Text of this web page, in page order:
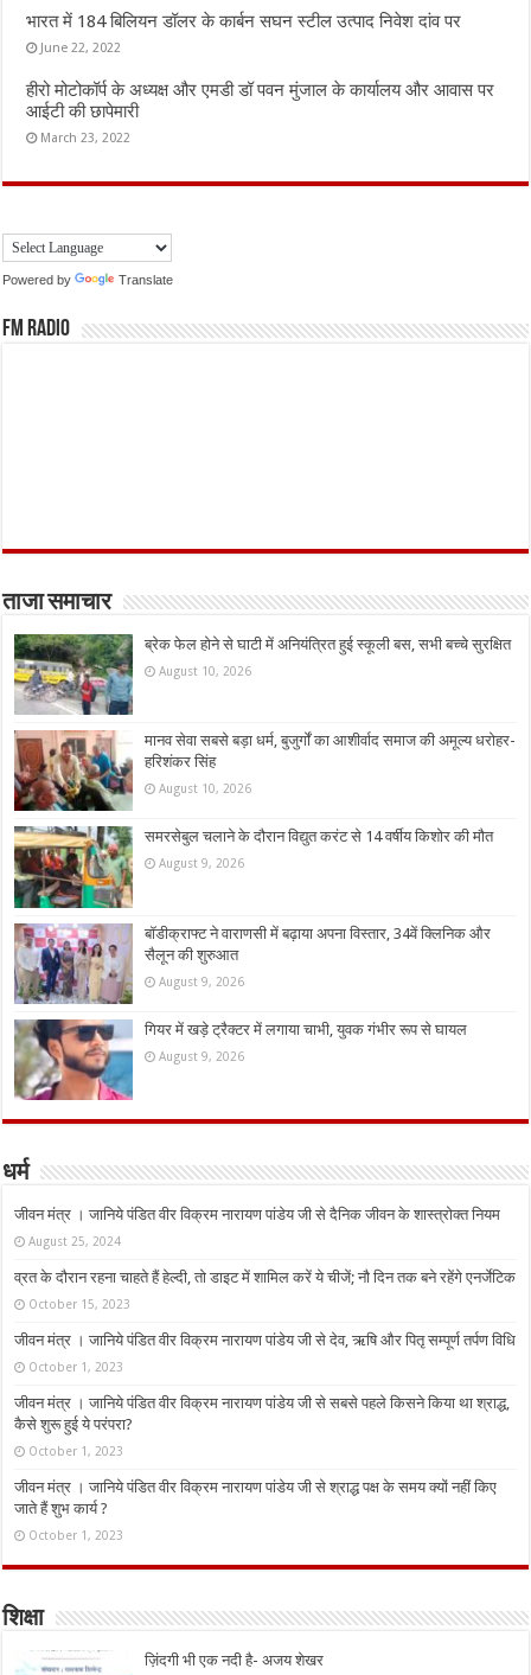
भारत में 184 बिलियन डॉलर के कार्बन सघन स्टील उत्पाद निवेश दांव पर
June 22, 2022
हीरो मोटोकॉर्प के अध्यक्ष और एमडी डॉ पवन मुंजाल के कार्यालय और आवास पर
आईटी की छापेमारी
March 23, 2022
Powered by Translate
FM Radio
ताजा समाचार
ब्रेक फेल होने से घाटी में अनियंत्रित हुई स्कूली बस, सभी बच्चे सुरक्षित
August 10, 2026
मानव सेवा सबसे बड़ा धर्म, बुजुर्गों का आशीर्वाद समाज की अमूल्य धरोहर-
हरिशंकर सिंह
August 10, 2026
समरसेबुल चलाने के दौरान विद्युत करंट से 14 वर्षीय किशोर की मौत
August 9, 2026
बॉडीक्राफ्ट ने वाराणसी में बढ़ाया अपना विस्तार, 34वें क्लिनिक और
सैलून की शुरुआत
August 9, 2026
गियर में खड़े ट्रैक्टर में लगाया चाभी, युवक गंभीर रूप से घायल
August 9, 2026
धर्म
जीवन मंत्र । जानिये पंडित वीर विक्रम नारायण पांडेय जी से दैनिक जीवन के शास्त्रोक्त नियम
August 25, 2024
व्रत के दौरान रहना चाहते हैं हेल्दी, तो डाइट में शामिल करें ये चीजें; नौ दिन तक बने रहेंगे एनर्जेटिक
October 15, 2023
जीवन मंत्र । जानिये पंडित वीर विक्रम नारायण पांडेय जी से देव, ऋषि और पितृ सम्पूर्ण तर्पण विधि
October 1, 2023
जीवन मंत्र । जानिये पंडित वीर विक्रम नारायण पांडेय जी से सबसे पहले किसने किया था श्राद्ध,
कैसे शुरू हुई ये परंपरा?
October 1, 2023
जीवन मंत्र । जानिये पंडित वीर विक्रम नारायण पांडेय जी से श्राद्ध पक्ष के समय क्यों नहीं किए
जाते हैं शुभ कार्य ?
October 1, 2023
शिक्षा
ज़िंदगी भी एक नदी है- अजय शेखर